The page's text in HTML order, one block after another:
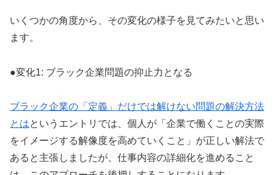
いくつかの角度から、その変化の様子を見てみたいと思い
ます。
●変化1: ブラック企業問題の抑止力となる
ブラック企業の「定義」だけでは解けない問題の解決方法
とはというエントリでは、個人が「企業で働くことの実際
をイメージする解像度を高めていくこと」が正しい解法で
あると主張しましたが、仕事内容の詳細化を進めること